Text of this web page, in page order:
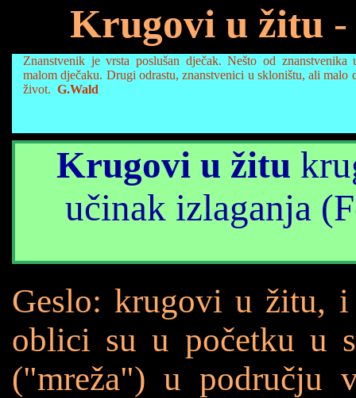
Krugovi u žitu -
Znanstvenik je vrsta poslušan dječak. Nešto od znanstvenika
malom dječaku. Drugi odrastu, znanstvenici u skloništu, ali malo
život. G.Wald
Krugovi u žitu
učinak izlaganja
Geslo: krugovi u žitu,
oblici su u početku u
("mreža") u području